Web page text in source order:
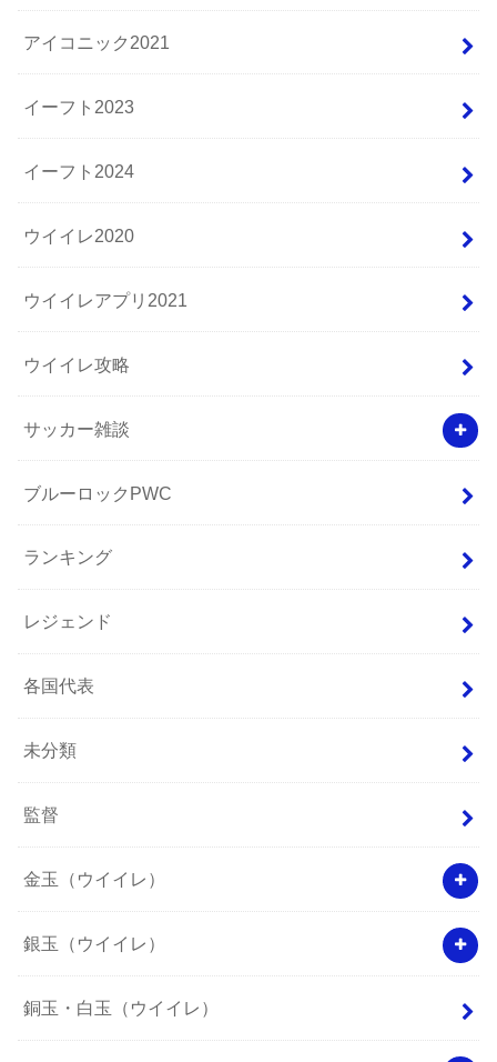
アイコニック2021
イーフト2023
イーフト2024
ウイイレ2020
ウイイレアプリ2021
ウイイレ攻略
サッカー雑談
ブルーロックPWC
ランキング
レジェンド
各国代表
未分類
監督
金玉（ウイイレ）
銀玉（ウイイレ）
銅玉・白玉（ウイイレ）